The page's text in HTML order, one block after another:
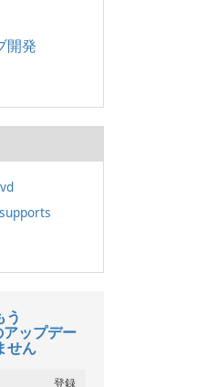
開発
supports
ップデー
せん